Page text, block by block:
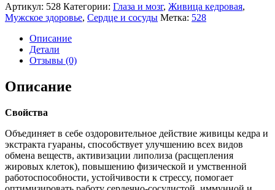
Артикул: 528 Категории: Глаза и мозг, Живица кедровая,
Мужское здоровье, Сердце и сосуды Метка: 528
Описание
Детали
Отзывы (0)
Описание
Свойства
Объединяет в себе оздоровительное действие живицы кедра и
экстракта гуараны, способствует улучшению всех видов
обмена веществ, активизации липолиза (расщепления
жировых клеток), повышению физической и умственной
работоспособности, устойчивости к стрессу, помогает